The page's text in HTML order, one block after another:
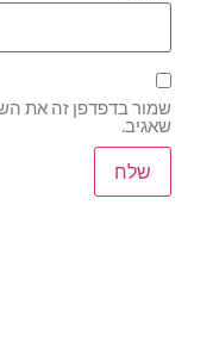
שמור בדפדפן זה את
שאגיב.